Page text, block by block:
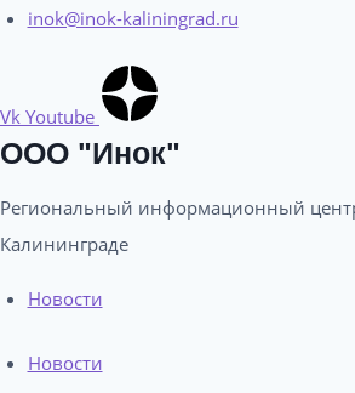
inok@inok-kaliningrad.ru
Vk Youtube
ООО "Инок"
Региональный информационный
Калининграде​
Новости
Новости